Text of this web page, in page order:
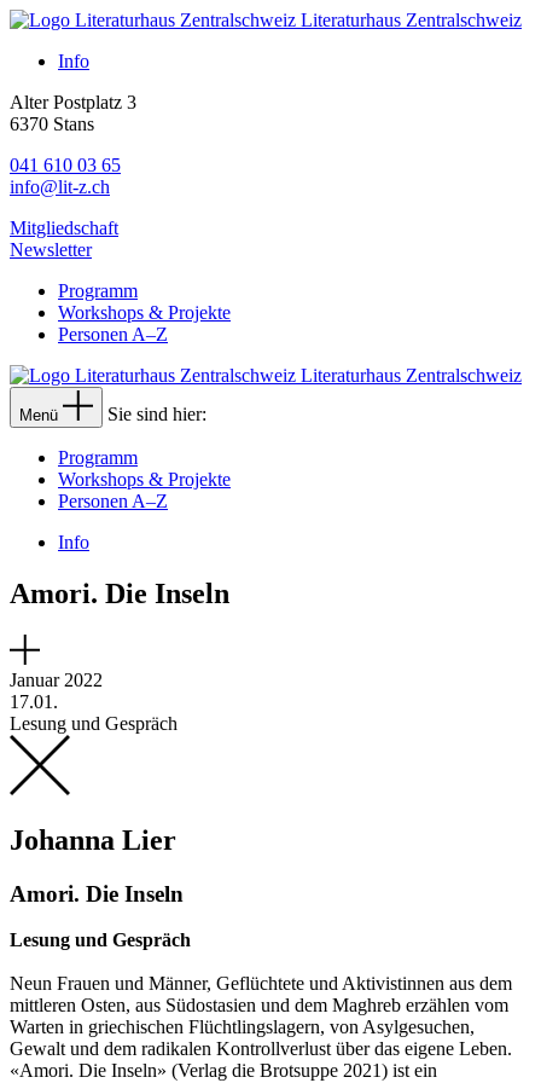
Literaturhaus Zentralschweiz
Info
Alter Postplatz 3
6370 Stans
041 610 03 65
info@lit-z.ch
Mitgliedschaft
Newsletter
Programm
Workshops & Projekte
Personen A–Z
Literaturhaus Zentralschweiz
Menü Sie sind hier:
Programm
Workshops & Projekte
Personen A–Z
Info
Amori. Die Inseln
Januar 2022
17.01.
Lesung und Gespräch
Johanna Lier
Amori. Die Inseln
Lesung und Gespräch
Neun Frauen und Männer, Geflüchtete und Aktivistinnen aus dem
mittleren Osten, aus Südostasien und dem Maghreb erzählen vom
Warten in griechischen Flüchtlingslagern, von Asylgesuchen,
Gewalt und dem radikalen Kontrollverlust über das eigene Leben.
«Amori. Die Inseln» (Verlag die Brotsuppe 2021) ist ein